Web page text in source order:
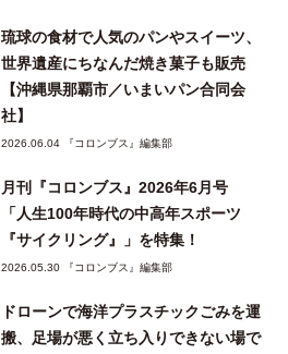
琉球の食材で人気のパンやスイーツ、
世界遺産にちなんだ焼き菓子も販売
【沖縄県那覇市／いまいパン合同会
社】
2026.06.04 『コロンブス』編集部
月刊『コロンブス』2026年6月号
「人生100年時代の中高年スポーツ
『サイクリング』」を特集！
2026.05.30 『コロンブス』編集部
ドローンで海洋プラスチックごみを運
搬、足場が悪く立ち入りできない場で